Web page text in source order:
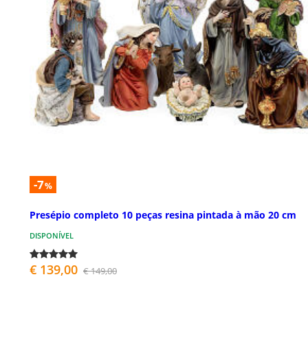
-7%
Presépio completo 10 peças resina pintada à mão 20 cm
DISPONÍVEL
€ 139,00 € 149,00